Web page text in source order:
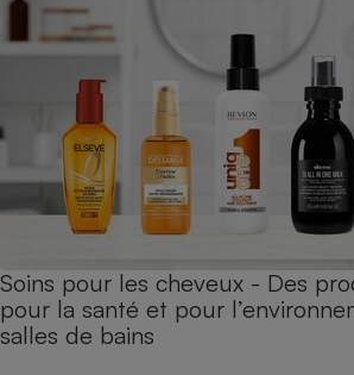
Soins pour les cheveux - Des
pour la santé et pour
salles de bains